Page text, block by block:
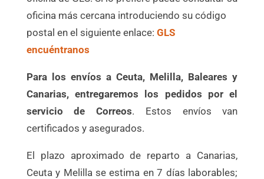
oficina más cercana introduciendo su código
postal en el siguiente enlace: GLS
encuéntranos
Para los envíos a Ceuta, Melilla, Baleares y
Canarias, entregaremos los pedidos por el
servicio de Correos. Estos envíos van
certificados y asegurados.
El plazo aproximado de reparto a Canarias,
Ceuta y Melilla se estima en 7 días laborables;